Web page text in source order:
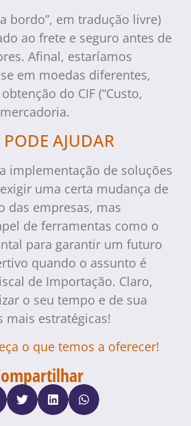
bordo”, em tradução livre)
ao frete e seguro antes de
Afinal, estaríamos
em moedas diferentes,
do CIF (“Custo,
AJUDAR
implementação de soluções
uma certa mudança de
das empresas, mas
de ferramentas como o
para garantir um futuro
quando o assunto é
de Importação. Claro,
o seu tempo e de sua
mais estratégicas!
o que temos a oferecer!